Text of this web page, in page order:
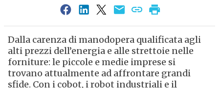
Dalla carenza di manodopera qualificata agli
alti prezzi dell’energia e alle strettoie nelle
forniture: le piccole e medie imprese si
trovano attualmente ad affrontare grandi
sfide. Con i cobot, i robot industriali e il